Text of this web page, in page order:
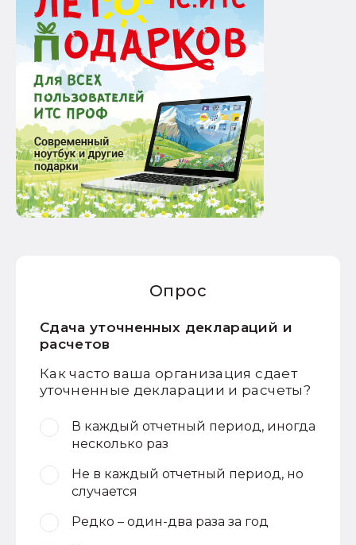
Опрос
Сдача уточненных деклараций и
расчетов
Как часто ваша организация сдает
уточненные декларации и расчеты?
В каждый отчетный период, иногда
несколько раз
Не в каждый отчетный период, но
случается
Редко – один-два раза за год